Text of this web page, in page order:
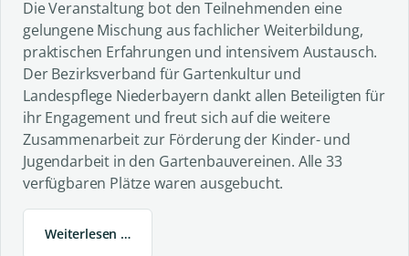
Die Veranstaltung bot den Teilnehmenden eine
gelungene Mischung aus fachlicher Weiterbildung,
praktischen Erfahrungen und intensivem Austausch.
Der Bezirksverband für Gartenkultur und
Landespflege Niederbayern dankt allen Beteiligten für
ihr Engagement und freut sich auf die weitere
Zusammenarbeit zur Förderung der Kinder- und
Jugendarbeit in den Gartenbauvereinen. Alle 33
verfügbaren Plätze waren ausgebucht.
Weiterlesen …